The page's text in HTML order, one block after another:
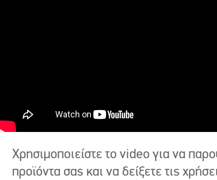
Χρησιμοποιείστε το video για να
προϊόντα σας και να δείξετε τις